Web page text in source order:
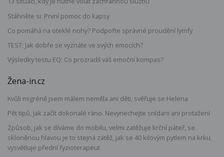
Stáhněte si: První pomoc do kapsy
Co pomáhá na oteklé nohy? Podpořte správné proudění lymfy
TEST: Jak dobře se vyznáte ve svých emocích?
Výsledky testu EQ: Co prozradil váš emoční kompas?
Žena-in.cz
Kvůli migréně jsem málem neměla ani děti, svěřuje se Helena
Pět tipů, jak začít dokonalé ráno. Nevynechejte snídani ani protažení
Způsob, jak se díváme do mobilu, velmi zatěžuje krční páteř, se
skloněnou hlavou je to stejná zátěž, jak se 40 kilovým pytlem na krku,
vysvětluje přední fyzioterapeut